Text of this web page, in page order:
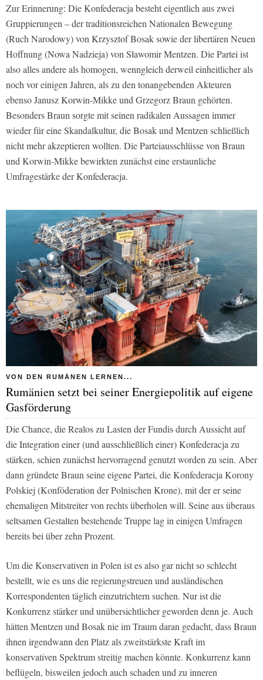
Zur Erinnerung: Die Konfederacja besteht eigentlich aus zwei
Gruppierungen – der traditionsreichen Nationalen Bewegung
(Ruch Narodowy) von Krzysztof Bosak sowie der libertären Neuen
Hoffnung (Nowa Nadzieja) von Sławomir Mentzen. Die Partei ist
also alles andere als homogen, wenngleich derweil einheitlicher als
noch vor einigen Jahren, als zu den tonangebenden Akteuren
ebenso Janusz Korwin-Mikke und Grzegorz Braun gehörten.
Besonders Braun sorgte mit seinen radikalen Aussagen immer
wieder für eine Skandalkultur, die Bosak und Mentzen schließlich
nicht mehr akzeptieren wollten. Die Parteiausschlüsse von Braun
und Korwin-Mikke bewirkten zunächst eine erstaunliche
Umfragestärke der Konfederacja.
VON DEN RUMÄNEN LERNEN...
Rumänien setzt bei seiner Energiepolitik auf eigene
Gasförderung
Die Chance, die Realos zu Lasten der Fundis durch Aussicht auf
die Integration einer (und ausschließlich einer) Konfederacja zu
stärken, schien zunächst hervorragend genutzt worden zu sein. Aber
dann gründete Braun seine eigene Partei, die Konfederacja Korony
Polskiej (Konföderation der Polnischen Krone), mit der er seine
ehemaligen Mitstreiter von rechts überholen will. Seine aus überaus
seltsamen Gestalten bestehende Truppe lag in einigen Umfragen
bereits bei über zehn Prozent.
Um die Konservativen in Polen ist es also gar nicht so schlecht
bestellt, wie es uns die regierungstreuen und ausländischen
Korrespondenten täglich einzutrichtern suchen. Nur ist die
Konkurrenz stärker und unübersichtlicher geworden denn je. Auch
hätten Mentzen und Bosak nie im Traum daran gedacht, dass Braun
ihnen irgendwann den Platz als zweitstärkste Kraft im
konservativen Spektrum streitig machen könnte. Konkurrenz kann
beflügeln, bisweilen jedoch auch schaden und zu inneren